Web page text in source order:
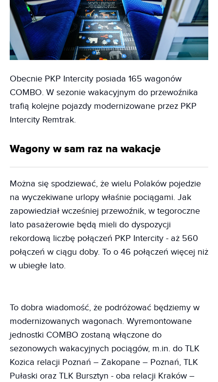
Obecnie PKP Intercity posiada 165 wagonów
COMBO. W sezonie wakacyjnym do przewoźnika
trafią kolejne pojazdy modernizowane przez PKP
Intercity Remtrak.
Wagony w sam raz na wakacje
Można się spodziewać, że wielu Polaków pojedzie
na wyczekiwane urlopy właśnie pociągami. Jak
zapowiedział wcześniej przewoźnik, w tegoroczne
lato pasażerowie będą mieli do dyspozycji
rekordową liczbę połączeń PKP Intercity - aż 560
połączeń w ciągu doby. To o 46 połączeń więcej niż
w ubiegłe lato.
To dobra wiadomość, że podróżować będziemy w
modernizowanych wagonach. Wyremontowane
jednostki COMBO zostaną włączone do
sezonowych wakacyjnych pociągów, m.in. do TLK
Kozica relacji Poznań – Zakopane – Poznań, TLK
Pułaski oraz TLK Bursztyn - oba relacji Kraków –